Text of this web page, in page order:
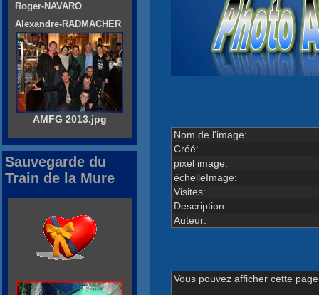
Nom de l'image:
Créé:
pixel image:
échelleImage:
Visites:
Description:
Auteur:
Vous pouvez afficher cette
Roger-NAVARO
Alexandre-RADMACHER
AMFG 2013.jpg
Sauvegarde du
Train de la Mure